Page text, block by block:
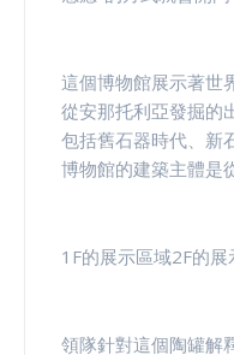
這個博物館展示著世
從安那托利亞發掘的
包括舊石器時代、新
博物館的建築主體是
1F的展示區域2F的展
領隊針對這個陶罐解